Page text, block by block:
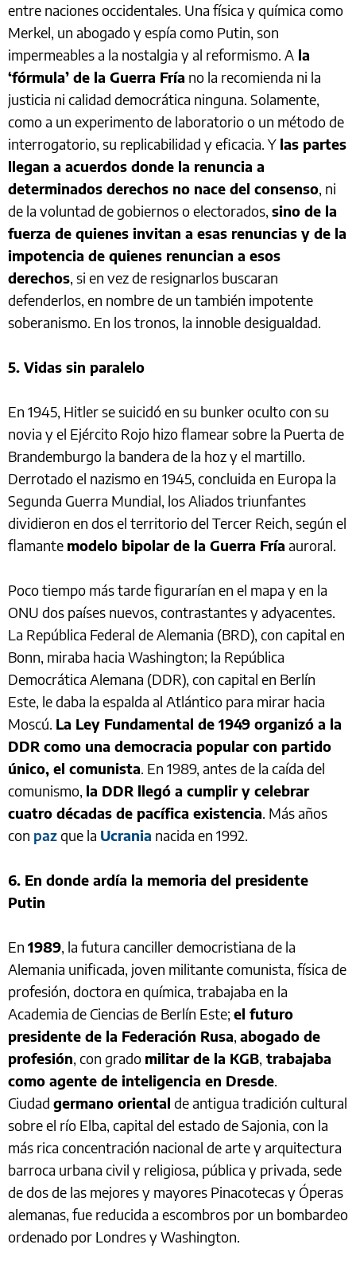
entre naciones occidentales. Una física y química como
Merkel, un abogado y espía como Putin, son
impermeables a la nostalgia y al reformismo. A la
‘fórmula’ de la Guerra Fría no la recomienda ni la
justicia ni calidad democrática ninguna. Solamente,
como a un experimento de laboratorio o un método de
interrogatorio, su replicabilidad y eficacia. Y las partes
llegan a acuerdos donde la renuncia a
determinados derechos no nace del consenso, ni
de la voluntad de gobiernos o electorados, sino de la
fuerza de quienes invitan a esas renuncias y de la
impotencia de quienes renuncian a esos
derechos, si en vez de resignarlos buscaran
defenderlos, en nombre de un también impotente
soberanismo. En los tronos, la innoble desigualdad.
5. Vidas sin paralelo
En 1945, Hitler se suicidó en su bunker oculto con su
novia y el Ejército Rojo hizo flamear sobre la Puerta de
Brandemburgo la bandera de la hoz y el martillo.
Derrotado el nazismo en 1945, concluida en Europa la
Segunda Guerra Mundial, los Aliados triunfantes
dividieron en dos el territorio del Tercer Reich, según el
flamante modelo bipolar de la Guerra Fría auroral.
Poco tiempo más tarde figurarían en el mapa y en la
ONU dos países nuevos, contrastantes y adyacentes.
La República Federal de Alemania (BRD), con capital en
Bonn, miraba hacia Washington; la República
Democrática Alemana (DDR), con capital en Berlín
Este, le daba la espalda al Atlántico para mirar hacia
Moscú. La Ley Fundamental de 1949 organizó a la
DDR como una democracia popular con partido
único, el comunista. En 1989, antes de la caída del
comunismo, la DDR llegó a cumplir y celebrar
cuatro décadas de pacífica existencia. Más años
con pazque la Ucrania nacida en 1992.
6. En donde ardía la memoria del presidente
Putin
En 1989, la futura canciller democristiana de la
Alemania unificada, joven militante comunista, física de
profesión, doctora en química, trabajaba en la
Academia de Ciencias de Berlín Este; el futuro
presidente de la Federación Rusa, abogado de
profesión, con grado militar de la KGB, trabajaba
como agente de inteligencia en Dresde.
Ciudad germano oriental de antigua tradición cultural
sobre el río Elba, capital del estado de Sajonia, con la
más rica concentración nacional de arte y arquitectura
barroca urbana civil y religiosa, pública y privada, sede
de dos de las mejores y mayores Pinacotecas y Óperas
alemanas, fue reducida a escombros por un bombardeo
ordenado por Londres y Washington.